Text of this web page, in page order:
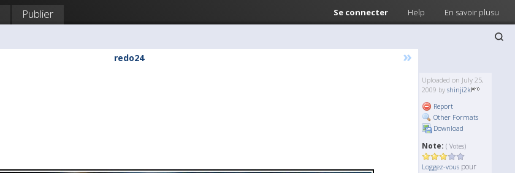
Se connecter Help En savoir plusu
Publier
redo24 »
Uploaded on July 25,
2009 by shinji2k
Report
Other Formats
Download
Note: ( Votes)
Loggez-vous pour